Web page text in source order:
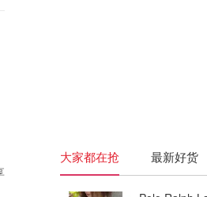
大家都在抢 最新好货